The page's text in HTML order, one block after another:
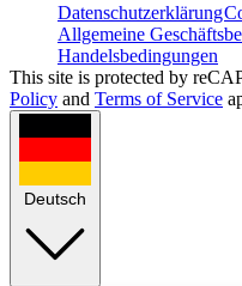
Datenschutzerklärung
Allgemeine
Handelsbedingungen
This site is protected by
Policy and Terms of Service
Deutsch